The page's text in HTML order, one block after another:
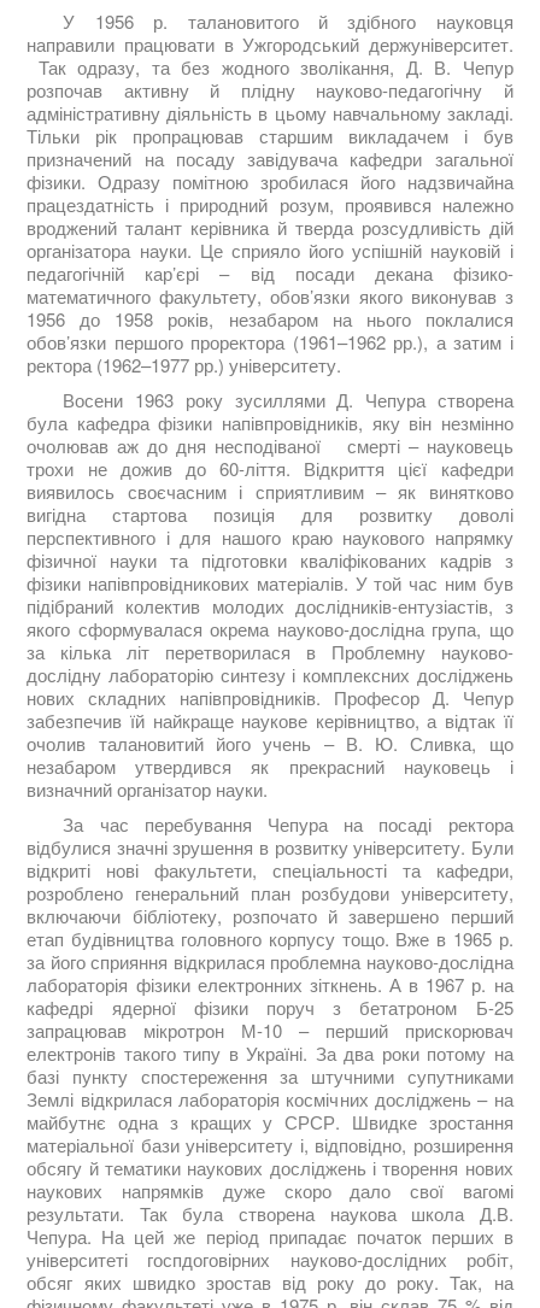
У 1956 р. талановитого й здібного науковця
направили працювати в Ужгородський держуніверситет.
Так одразу, та без жодного зволікання, Д. В. Чепур
розпочав активну й плідну науково-педагогічну й
адміністративну діяльність в цьому навчальному закладі.
Тільки рік пропрацював старшим викладачем і був
призначений на посаду завідувача кафедри загальної
фізики. Одразу помітною зробилася його надзвичайна
працездатність і природний розум, проявився належно
вроджений талант керівника й тверда розсудливість дій
організатора науки. Це сприяло його успішній науковій і
педагогічній кар’єрі – від посади декана фізико-
математичного факультету, обов’язки якого виконував з
1956 до 1958 років, незабаром на нього поклалися
обов’язки першого проректора (1961–1962 рр.), а затим і
ректора (1962–1977 рр.) університету.
Восени 1963 року зусиллями Д. Чепура створена
була кафедра фізики напівпровідників, яку він незмінно
очолював аж до дня несподіваної смерті – науковець
трохи не дожив до 60-ліття. Відкриття цієї кафедри
виявилось своєчасним і сприятливим – як винятково
вигідна стартова позиція для розвитку доволі
перспективного і для нашого краю наукового напрямку
фізичної науки та підготовки кваліфікованих кадрів з
фізики напівпровідникових матеріалів. У той час ним був
підібраний колектив молодих дослідників-ентузіастів, з
якого сформувалася окрема науково-дослідна група, що
за кілька літ перетворилася в Проблемну науково-
дослідну лабораторію синтезу і комплексних досліджень
нових складних напівпровідників. Професор Д. Чепур
забезпечив їй найкраще наукове керівництво, а відтак її
очолив талановитий його учень – В. Ю. Сливка, що
незабаром утвердився як прекрасний науковець і
визначний організатор науки.
За час перебування Чепура на посаді ректора
відбулися значні зрушення в розвитку університету. Були
відкриті нові факультети, спеціальності та кафедри,
розроблено генеральний план розбудови університету,
включаючи бібліотеку, розпочато й завершено перший
етап будівництва головного корпусу тощо. Вже в 1965 р.
за його сприяння відкрилася проблемна науково-дослідна
лабораторія фізики електронних зіткнень. А в 1967 р. на
кафедрі ядерної фізики поруч з бетатроном Б-25
запрацював мікротрон М-10 – перший прискорювач
електронів такого типу в Україні. За два роки потому на
базі пункту спостереження за штучними супутниками
Землі відкрилася лабораторія космічних досліджень – на
майбутнє одна з кращих у СРСР. Швидке зростання
матеріальної бази університету і, відповідно, розширення
обсягу й тематики наукових досліджень і творення нових
наукових напрямків дуже скоро дало свої вагомі
результати. Так була створена наукова школа Д.В.
Чепура. На цей же період припадає початок перших в
університеті госпдоговірних науково-дослідних робіт,
обсяг яких швидко зростав від року до року. Так, на